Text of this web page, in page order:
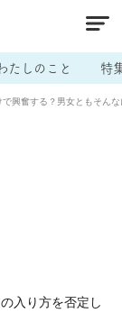
たしのこと 特
で興奮する？男女ともそん
入り方を否定し
リ